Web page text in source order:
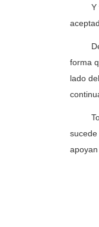
Y
De
forma
lado
Todo